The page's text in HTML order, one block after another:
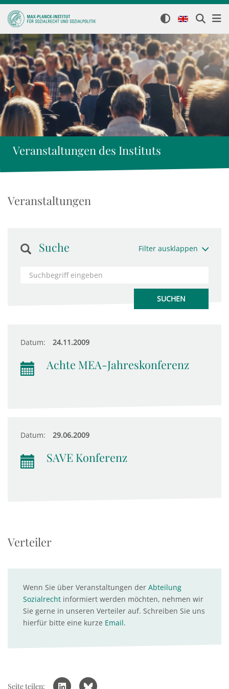
Veranstaltungen des Instituts
Veranstaltungen
Suche Filter ausklappen
Datum: 24.11.2009
Achte MEA-Jahreskonferenz
Datum: 29.06.2009
SAVE Konferenz
Verteiler
Wenn Sie über Veranstaltungen der Abteilung
Sozialrecht informiert werden möchten, nehmen wir
Sie gerne in unseren Verteiler auf. Schreiben Sie uns
hierfür bitte eine kurze Email.
Seite teilen: